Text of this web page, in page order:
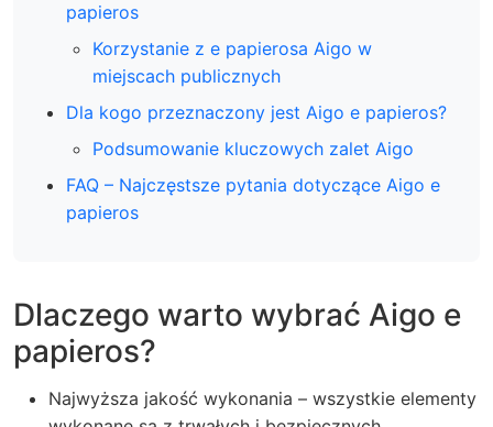
papieros
Korzystanie z e papierosa Aigo w
miejscach publicznych
Dla kogo przeznaczony jest Aigo e papieros?
Podsumowanie kluczowych zalet Aigo
FAQ – Najczęstsze pytania dotyczące Aigo e
papieros
Dlaczego warto wybrać Aigo e
papieros?
Najwyższa jakość wykonania – wszystkie elementy